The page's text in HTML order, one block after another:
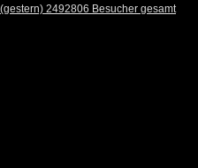
2492806 Besucher gesamt